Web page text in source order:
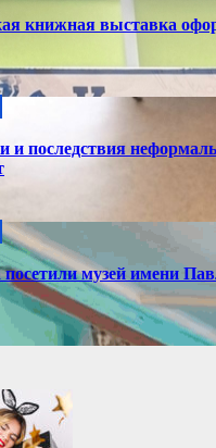
книжная выставка
и последствия
музей имени